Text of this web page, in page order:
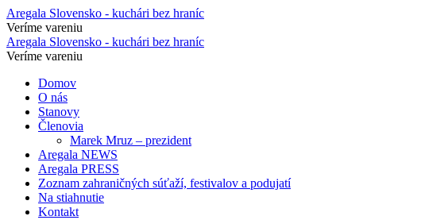
Oslavy
sv.
Vavrinca,
patróna
kuchárov
Zemplínskej
Šírave
Aregala
Aregala Slovensko - kuchári bez hraníc
Veríme vareniu
Oslavy
sv.
Vavrinca,
patróna
kuchárov
Zemplínskej
Šírave
Aregala Slovensko - kuchári bez hraníc
Veríme vareniu
Preskočiť
obsah
Domov
O nás
Stanovy
Členovia
Marek Mruz – prezident
Aregala NEWS
Aregala PRESS
Zoznam zahraničných súťaží, festivalov a podujatí
Na stiahnutie
Kontakt